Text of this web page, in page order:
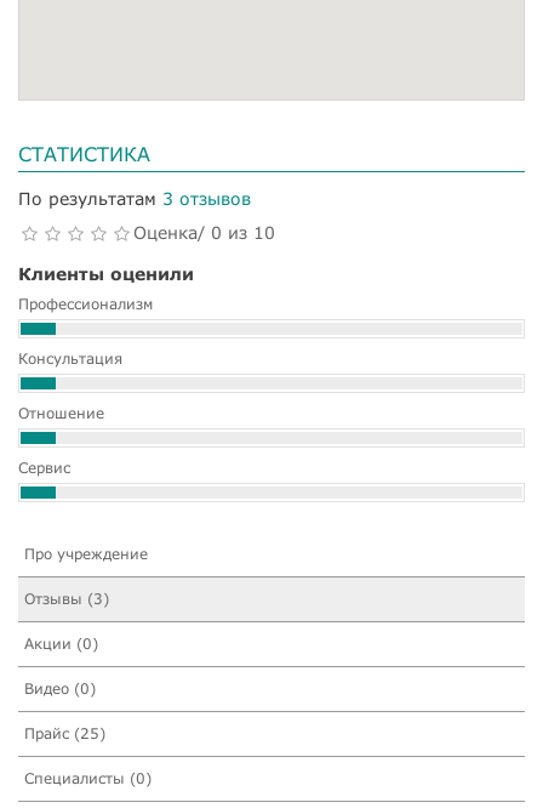
СТАТИСТИКА
По результатам 3 отзывов
Оценка/ 0 из 10
Клиенты оценили
Профессионализм
Консультация
Отношение
Сервис
Про учреждение
Отзывы (3)
Акции (0)
Видео (0)
Прайс (25)
Специалисты (0)